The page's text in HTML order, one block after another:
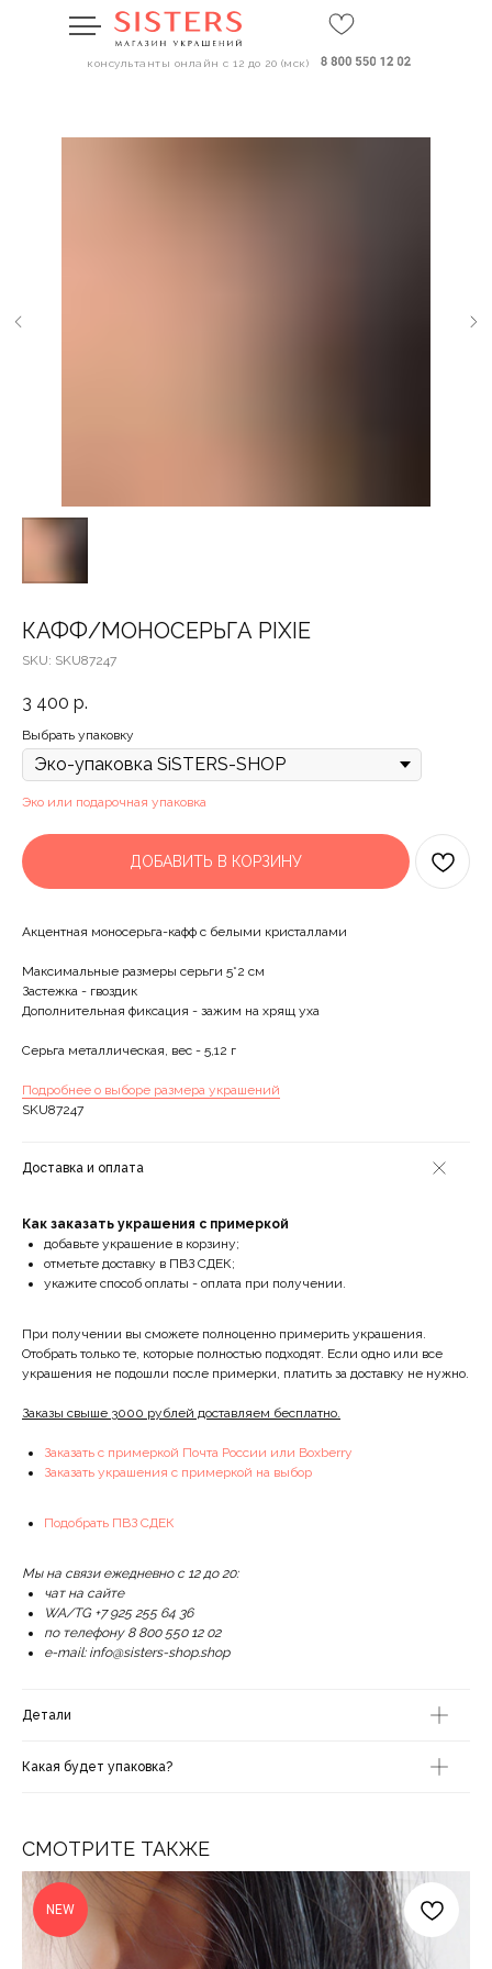
консультанты онлайн с 12 до 20 (мск)
КАФФ/МОНОСЕРЬГА PIXIE
SKU: SKU87247
3 400 р.
Выбрать упаковку
Эко или подарочная упаковка
ДОБАВИТЬ В КОРЗИНУ
Акцентная моносерьга-кафф с белыми кристаллами
Максимальные размеры серьги 5*2 см
Застежка - гвоздик
Дополнительная фиксация - зажим на хрящ уха
Серьга металлическая, вес - 5,12 г
Подробнее о выборе размера украшений
SKU87247
Доставка и оплата
Как заказать украшения с примеркой
добавьте украшение в корзину;
отметьте доставку в ПВЗ СДЕК;
укажите способ оплаты - оплата при получении.
При получении вы сможете полноценно примерить украшения.
Отобрать только те, которые полностью подходят. Если одно или все
украшения не подошли после примерки, платить за доставку не нужно.
Заказы свыше 3000 рублей доставляем бесплатно.
Заказать с примеркой Почта России или Boxberry
Заказать украшения с примеркой на выбор
Подобрать ПВЗ СДЕК
Мы на связи ежедневно с 12 до 20:
чат на сайте
WA/TG +7 925 255 64 36
по телефону 8 800 550 12 02
e-mail: info@sisters-shop.shop
Детали
Какая будет упаковка?
СМОТРИТЕ ТАКЖЕ
NEW